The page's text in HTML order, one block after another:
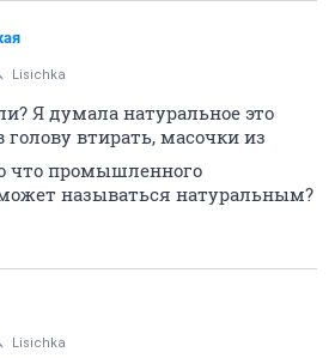
Lisichka
Я думала натуральное это
втирать, масочки из
что промышленного
называться натуральным?
Lisichka